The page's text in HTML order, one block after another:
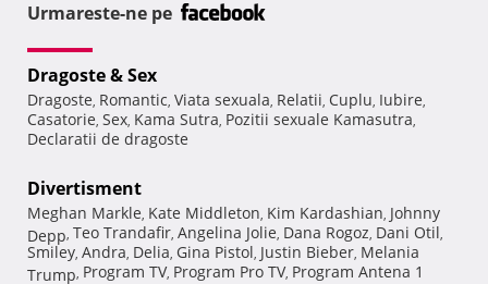
Urmareste-ne pe
Dragoste & Sex
Dragoste, Romantic, Viata sexuala, Relatii, Cuplu, Iubire,
Casatorie, Sex, Kama Sutra, Pozitii sexuale Kamasutra,
Declaratii de dragoste
Divertisment
Meghan Markle, Kate Middleton, Kim Kardashian, Johnny
Depp, Teo Trandafir, Angelina Jolie, Dana Rogoz, Dani Otil,
Smiley, Andra, Delia, Gina Pistol, Justin Bieber, Melania
Trump, Program TV, Program Pro TV, Program Antena 1